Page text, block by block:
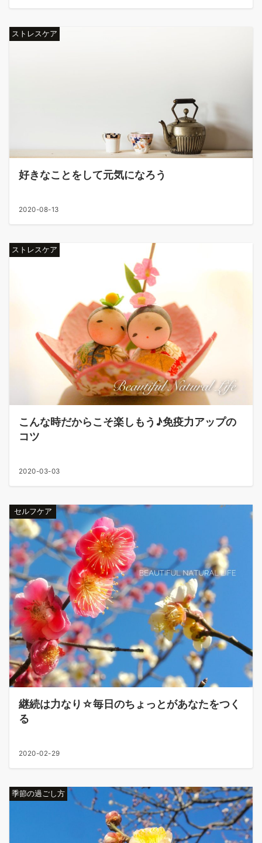
ストレスケア
好きなことをして元気になろう
2020-08-13
ストレスケア
こんな時だからこそ楽しもう♪免疫力アップの
コツ
2020-03-03
セルフケア
継続は力なり☆毎日のちょっとがあなたをつく
る
2020-02-29
季節の過ごし方